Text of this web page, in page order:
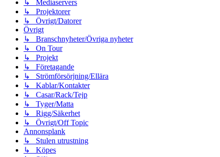
↳ Mediaservers
↳ Projektorer
↳ Övrigt/Datorer
Övrigt
↳ Branschnyheter/Övriga nyheter
↳ On Tour
↳ Projekt
↳ Företagande
↳ Strömförsörjning/Ellära
↳ Kablar/Kontakter
↳ Casar/Rack/Tejp
↳ Tyger/Matta
↳ Rigg/Säkerhet
↳ Övrigt/Off Topic
Annonsplank
↳ Stulen utrustning
↳ Köpes